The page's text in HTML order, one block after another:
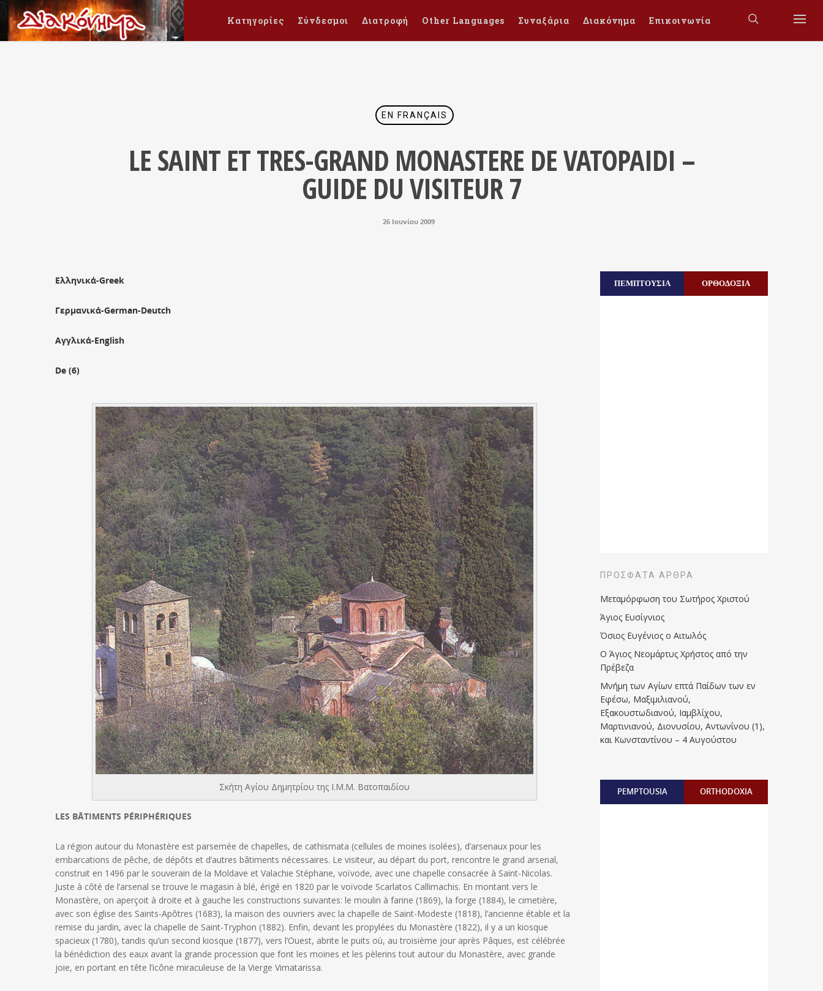
Κατηγορίες Σύνδεσμοι Διατροφή Other Languages Συναξάρια Διακόνημα Επικοινωνία
EN FRANÇAIS
LE SAINT ET TRES-GRAND MONASTERE DE VATOPAIDI –
GUIDE DU VISITEUR 7
26 Ιουνίου 2009
Ελληνικά-Greek
Γερμανικά-German-Deutch
Αγγλικά-English
De (6)
Σκήτη Αγίου Δημητρίου της Ι.Μ.Μ. Βατοπαιδίου
LES BÂTIMENTS PÉRIPHÉRIQUES
La région autour du Monastère est parsemée de chapelles, de cathismata (cellules de moines isolées), d’arsenaux pour les
embarcations de pêche, de dépôts et d’autres bâtiments nécessaires. Le visiteur, au départ du port, rencontre le grand arsenal,
construit en 1496 par le souverain de la Moldave et Valachie Stéphane, voïvode, avec une chapelle consacrée à Saint-Nicolas.
Juste à côté de l’arsenal se trouve le magasin à blé, érigé en 1820 par le voïvode Scarlatos Callimachis. En montant vers le
Monastère, on aperçoit à droite et à gauche les constructions suivantes: le moulin à farine (1869), la forge (1884), le cimetière,
avec son église des Saints-Apôtres (1683), la maison des ouvriers avec la chapelle de Saint-Modeste (1818), l’ancienne étable et la
remise du jardin, avec la chapelle de Saint-Tryphon (1882). Enfin, devant les propylées du Monastère (1822), il y a un kiosque
spacieux (1780), tandis qu’un second kiosque (1877), vers l’Ouest, abrite le puits où, au troisième jour après Pâques, est célébrée
la bénédiction des eaux avant la grande procession que font les moines et les pèlerins tout autour du Monastère, avec grande
joie, en portant en tête l’icône miraculeuse de la Vierge Vimatarissa.
ΠΕΜΠΤΟΥΣΙΑ ΟΡΘΟΔΟΞΙΑ
ΠΡΌΣΦΑΤΑ ΆΡΘΡΑ
Μεταμόρφωση του Σωτήρος Χριστού
Άγιος Ευσίγνιος
Όσιος Ευγένιος ο Αιτωλός
Ο Άγιος Νεομάρτυς Χρήστος από την
Πρέβεζα
Μνήμη των Aγίων επτά Παίδων των εν
Eφέσω, Mαξιμιλιανού,
Eξακουστωδιανού, Iαμβλίχου,
Mαρτινιανού, Διονυσίου, Aντωνίνου (1),
και Kωνσταντίνου – 4 Αυγούστου
PEMPTOUSIA ORTHODOXIA